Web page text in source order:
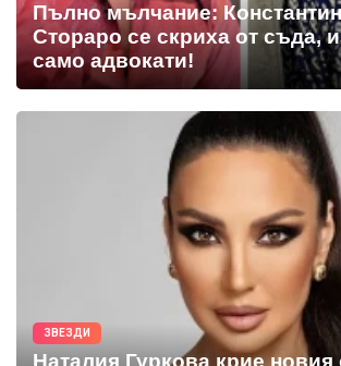
Пълно мълчание:
Стораро се скриха от съда,
само адвокати!
ЗВЕЗДИ